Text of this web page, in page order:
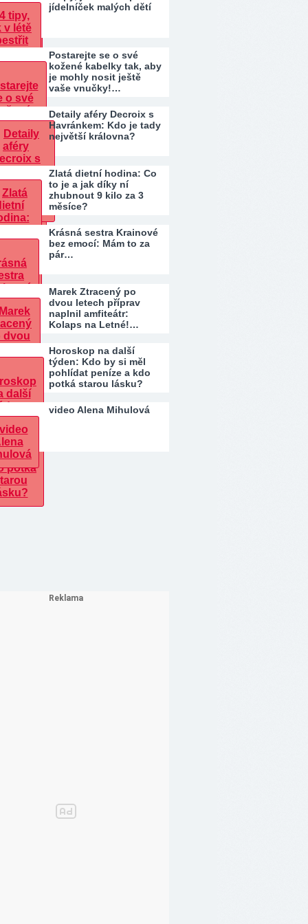
jídelníček malých dětí
Postarejte se o své
kožené kabelky tak, aby
je mohly nosit ještě
vaše vnučky!…
Detaily aféry Decroix s
Havránkem: Kdo je tady
největší královna?
Zlatá dietní hodina: Co
to je a jak díky ní
zhubnout 9 kilo za 3
měsíce?
Krásná sestra Krainové
bez emocí: Mám to za
pár…
Marek Ztracený po
dvou letech příprav
naplnil amfiteátr:
Kolaps na Letné!…
Horoskop na další
týden: Kdo by si měl
pohlídat peníze a kdo
potká starou lásku?
video Alena Mihulová